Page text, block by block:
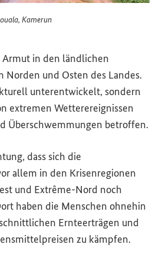
Kamerun
Armut in den ländlichen
Norden und Osten des Landes.
unterentwickelt, sondern
extremen Wetterereignissen
Überschwemmungen betroffen.
dass sich die
allem in den Krisenregionen
und Extrême-Nord noch
haben die Menschen ohnehin
Ernteerträgen und
zu kämpfen.